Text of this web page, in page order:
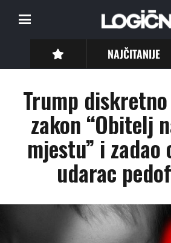
NAJČITANIJE
Trump
zakon “Obitelj
mjestu” i zadao
udarac